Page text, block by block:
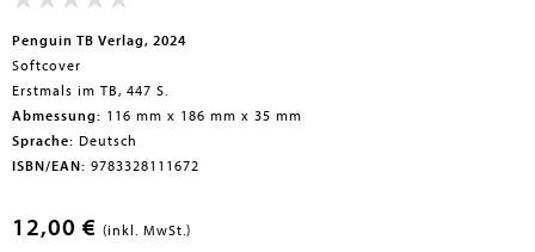
Penguin TB Verlag, 2024
Softcover
Erstmals im TB, 447 S.
Abmessung: 116 mm x 186 mm x 35 mm
Sprache: Deutsch
ISBN/EAN: 9783328111672
12,00 € (inkl. MwSt.)